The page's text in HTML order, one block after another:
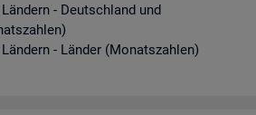
- Deutschland und
- Länder (Monatszahlen)